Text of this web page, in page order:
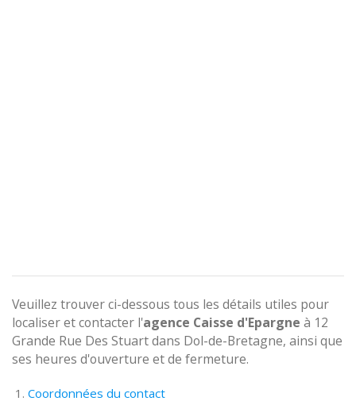
Veuillez trouver ci-dessous tous les détails utiles pour
localiser et contacter l'agence Caisse d'Epargne à 12
Grande Rue Des Stuart dans Dol-de-Bretagne, ainsi que
ses heures d'ouverture et de fermeture.
Coordonnées du contact